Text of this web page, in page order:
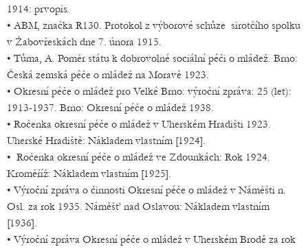
1914: prvopis.
• ABM, značka R130. Protokol z výborové schůze sirotčího spolku
v Žabovřeskách dne 7. února 1915.
• Tůma, A. Poměr státu k dobrovolné sociální péči o mládež. Brno:
Česká zemská péče o mládež na Moravě 1923.
• Okresní péče o mládež pro Velké Brno: výroční zpráva: 25 (let):
1913-1937. Brno: Okresní péče o mládež 1938.
• Ročenka okresní péče o mládež v Uherském Hradišti 1923.
Uherské Hradiště: Nákladem vlastním [1924].
• Ročenka okresní péče o mládež ve Zdounkách: Rok 1924.
Kroměříž: Nákladem vlastním [1925].
• Výroční zpráva o činnosti Okresní péče o mládež v Náměšti n.
Osl. za rok 1935. Náměšť nad Oslavou: Nákladem vlastním
[1936].
• Výroční zpráva Okresní péče o mládež v Uherském Brodě za rok